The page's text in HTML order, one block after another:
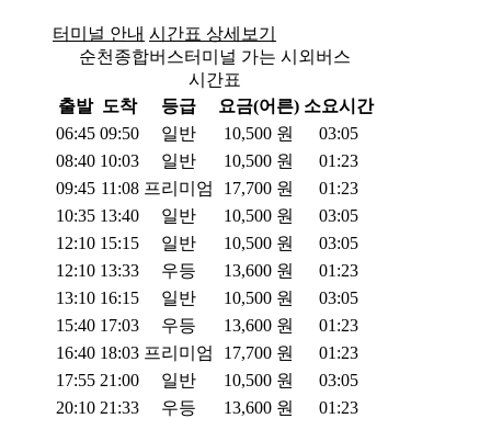
터미널 안내 시간표 상세보기
순천종합버스터미널 가는 시외버스
시간표
출발 도착 등급 요금(어른) 소요시간
06:45 09:50 일반 10,500 원
03:05
08:40 10:03 일반 10,500 원
01:23
09:45 11:08 프리미엄 17,700 원
01:23
10:35 13:40 일반 10,500 원
03:05
12:10 15:15 일반 10,500 원
03:05
12:10 13:33 우등 13,600 원
01:23
13:10 16:15 일반 10,500 원
03:05
15:40 17:03 우등 13,600 원
01:23
16:40 18:03 프리미엄 17,700 원
01:23
17:55 21:00 일반 10,500 원
03:05
20:10 21:33 우등 13,600 원 01:23